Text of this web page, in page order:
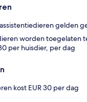
gelden
worden toegelaten
per huisdier, per dag
kost EUR 30 per dag